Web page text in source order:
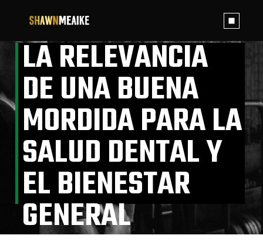
LA RELEVANCIA
DE UNA BUENA
MORDIDA PARA LA
SALUD DENTAL Y
EL BIENESTAR
GENERAL